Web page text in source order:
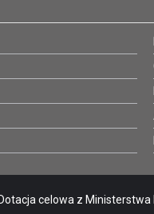
Dotacja celowa z